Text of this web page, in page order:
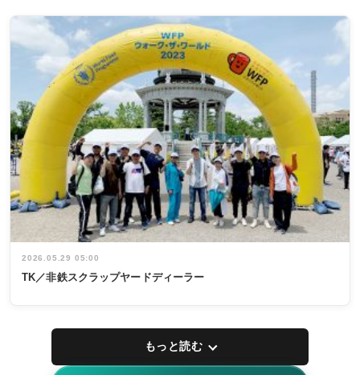
2026.05.29 05:00
TK／非鉄スクラップヤードディーラー
もっと読む